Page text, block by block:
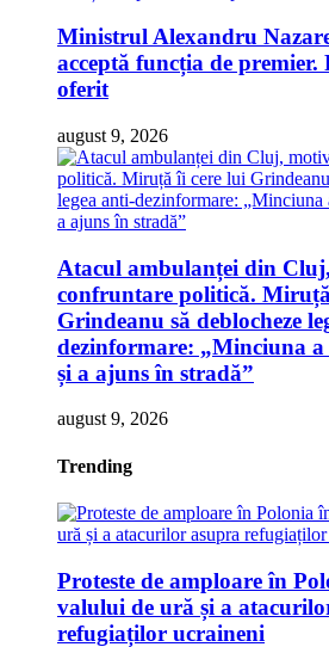
Ministrul Alexandru
acceptă funcția de premier.
oferit
august 9, 2026
Atacul ambulanței din
confruntare politică.
Grindeanu să deblocheze
dezinformare: „Minciuna a
și a ajuns în stradă”
august 9, 2026
Trending
Proteste de amploare în
valului de ură și a
refugiaților ucraineni